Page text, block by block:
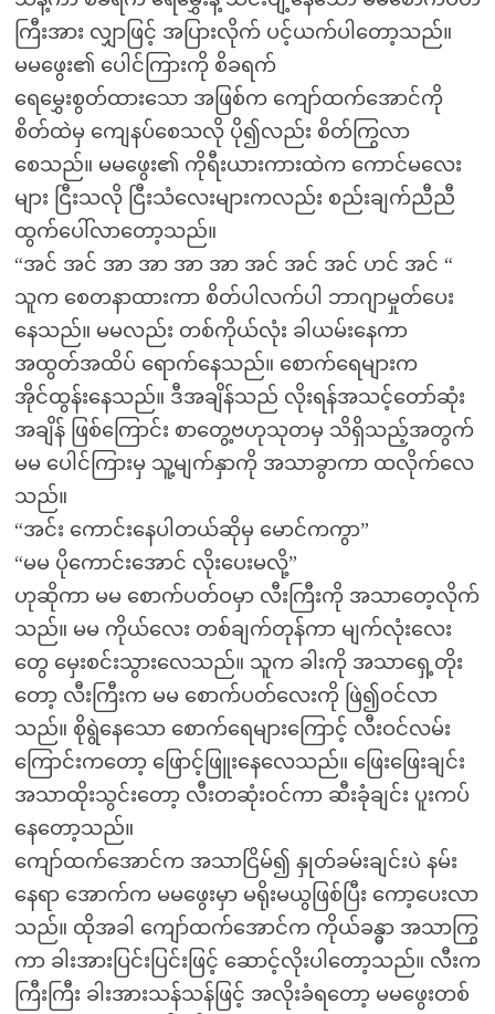
ကြီးအား လျှာဖြင့် အပြားလိုက် ပင့်ယက်ပါတော့သည်။
မမဖွေး၏ ပေါင်ကြားကို စိခရက်
ရေမွှေးစွတ်ထားသော အဖြစ်က ကျော်ထက်အောင်ကို
စိတ်ထဲမှ ကျေနပ်စေသလို ပို၍လည်း စိတ်ကြွလာ
စေသည်။ မမဖွေး၏ ကိုရီးယားကားထဲက ကောင်မလေး
များ ငြီးသလို ငြီးသံလေးများကလည်း စည်းချက်ညီညီ
ထွက်ပေါ်လာတော့သည်။
“အင် အင် အာ အာ အာ အာ အင် အင် အင် ဟင် အင် “
သူက စေတနာထားကာ စိတ်ပါလက်ပါ ဘာဂျာမှုတ်ပေး
နေသည်။ မမလည်း တစ်ကိုယ်လုံး ခါယမ်းနေကာ
အထွတ်အထိပ် ရောက်နေသည်။ စောက်ရေများက
အိုင်ထွန်းနေသည်။ ဒီအချိန်သည် လိုးရန်အသင့်တော်ဆုံး
အချိန် ဖြစ်ကြောင်း စာတွေ့ဗဟုသုတမှ သိရှိသည့်အတွက်
မမ ပေါင်ကြားမှ သူ့မျက်နှာကို အသာခွာကာ ထလိုက်လေ
သည်။
“အင်း ကောင်းနေပါတယ်ဆိုမှ မောင်ကကွာ”
“မမ ပိုကောင်းအောင် လိုးပေးမလို့”
ဟုဆိုကာ မမ စောက်ပတ်ဝမှာ လီးကြီးကို အသာတေ့လိုက်
သည်။ မမ ကိုယ်လေး တစ်ချက်တုန်ကာ မျက်လုံးလေး
တွေ မှေးစင်းသွားလေသည်။ သူက ခါးကို အသာရှေ့တိုး
တော့ လီးကြီးက မမ စောက်ပတ်လေးကို ဖြဲ၍ဝင်လာ
သည်။ စိုရွဲနေသော စောက်ရေများကြောင့် လီးဝင်လမ်း
ကြောင်းကတော့ ဖြောင့်ဖြူးနေလေသည်။ ဖြေးဖြေးချင်း
အသာထိုးသွင်းတော့ လီးတဆုံးဝင်ကာ ဆီးခုံချင်း ပူးကပ်
နေတော့သည်။
ကျော်ထက်အောင်က အသာငြိမ်၍ နှုတ်ခမ်းချင်းပဲ နမ်း
နေရာ အောက်က မမဖွေးမှာ မရိုးမယွဖြစ်ပြီး ကော့ပေးလာ
သည်။ ထိုအခါ ကျော်ထက်အောင်က ကိုယ်ခန္ဓာ အသာကြွ
ကာ ခါးအားပြင်းပြင်းဖြင့် ဆောင့်လိုးပါတော့သည်။ လီးက
ကြီးကြီး ခါးအားသန်သန်ဖြင့် အလိုးခံရတော့ မမဖွေးတစ်